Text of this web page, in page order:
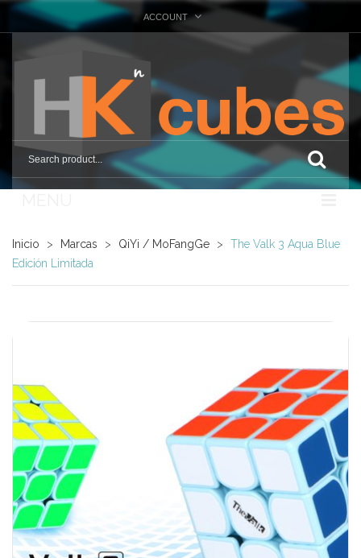
ACCOUNT
Nosotros
DaYan
DianSheng
FangShi
Fidget Cube
Lim
Inicio > Marcas > QiYi / MoFangGe >
The Valk 3 Aqua Blue
Edición Limitada